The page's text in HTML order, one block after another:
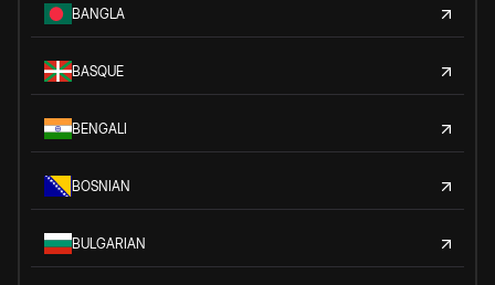
BANGLA
BASQUE
BENGALI
BOSNIAN
BULGARIAN